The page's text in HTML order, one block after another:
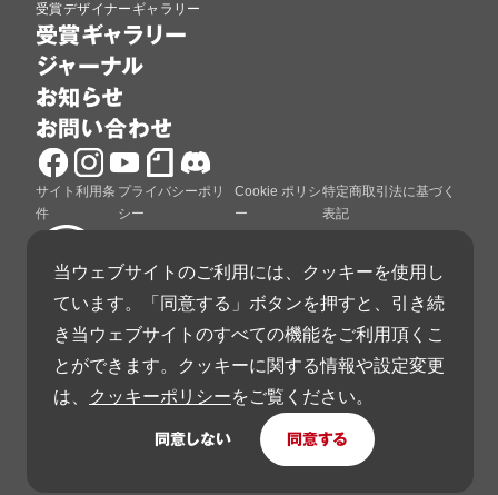
受賞デザイナーギャラリー
受賞ギャラリー
ジャーナル
お知らせ
お問い合わせ
サイト利用条
件
プライバシーポリ
シー
Cookie ポリシ
ー
特定商取引法に基づく
表記
グッドデザイン賞は、公益財団法人日本デザイン振興
会が運営しています。
当ウェブサイトのご利用には、クッキーを使用し
ています。「同意する」ボタンを押すと、引き続
き当ウェブサイトのすべての機能をご利用頂くこ
とができます。クッキーに関する情報や設定変更
は、
クッキーポリシーをご覧ください。
同意しない 同意する